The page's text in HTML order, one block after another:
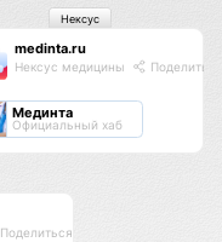
medinta.ru
Нексус медицины Поделиться
Мединта
Официальный хаб
Нексус
Поделиться